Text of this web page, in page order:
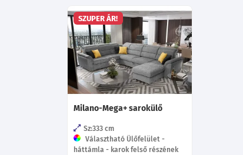
SZUPER ÁR!
Milano-Mega+ sarokülő
Sz:333 cm
Választható Ülőfelület -
háttámla - karok felső részének